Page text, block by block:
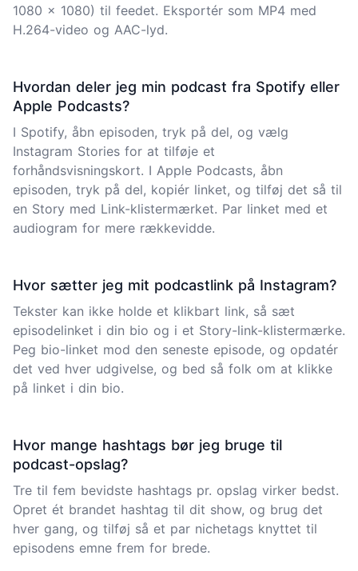
1080 x 1080) til feedet. Eksportér som MP4 med
H.264-video og AAC-lyd.
Hvordan deler jeg min podcast fra Spotify eller
Apple Podcasts?
I Spotify, åbn episoden, tryk på del, og vælg
Instagram Stories for at tilføje et
forhåndsvisningskort. I Apple Podcasts, åbn
episoden, tryk på del, kopiér linket, og tilføj det så til
en Story med Link-klistermærket. Par linket med et
audiogram for mere rækkevidde.
Hvor sætter jeg mit podcastlink på Instagram?
Tekster kan ikke holde et klikbart link, så sæt
episodelinket i din bio og i et Story-link-klistermærke.
Peg bio-linket mod den seneste episode, og opdatér
det ved hver udgivelse, og bed så folk om at klikke
på linket i din bio.
Hvor mange hashtags bør jeg bruge til
podcast-opslag?
Tre til fem bevidste hashtags pr. opslag virker bedst.
Opret ét brandet hashtag til dit show, og brug det
hver gang, og tilføj så et par nichetags knyttet til
episodens emne frem for brede.